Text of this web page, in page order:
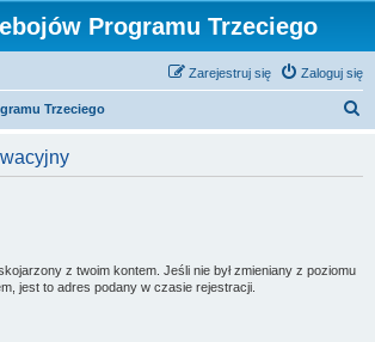
Programu Trzeciego
Zaloguj się
Zarejestruj się
Trzeciego
z twoim kontem. Jeśli nie był zmieniany z poziomu
jest to adres podany w czasie rejestracji.